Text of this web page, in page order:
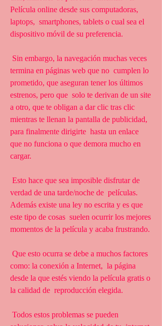
Película online desde sus computadoras,
laptops,  smartphones, tablets o cual sea el
dispositivo móvil de su preferencia.
termina en páginas web que no  cumplen lo
prometido, que aseguran tener los últimos
estrenos, pero que  solo te derivan de un site
a otro, que te obligan a dar clic tras clic
mientras te llenan la pantalla de publicidad,
para finalmente dirigirte  hasta un enlace
que no funciona o que demora mucho en
cargar.
verdad de una tarde/noche de  películas.
Además existe una ley no escrita y es que
este tipo de cosas  suelen ocurrir los mejores
momentos de la película y acaba frustrando.
como: la conexión a Internet,  la página
desde la que estés viendo la película gratis o
la calidad de  reproducción elegida.